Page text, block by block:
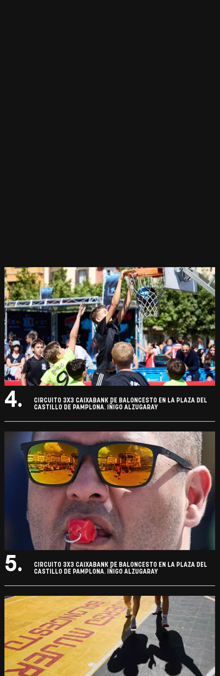
4.
CIRCUITO 3X3 CAIXABANK DE BALONCESTO EN LA PLAZA DEL
CASTILLO DE PAMPLONA. IÑIGO ALZUGARAY
5.
CIRCUITO 3X3 CAIXABANK DE BALONCESTO EN LA PLAZA DEL
CASTILLO DE PAMPLONA. IÑIGO ALZUGARAY